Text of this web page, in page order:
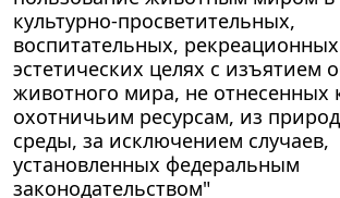
культурно-просветительных,
воспитательных,
эстетических целях с изъятием
животного мира, не отнесенных
охотничьим ресурсам, из
среды, за исключением случаев,
установленных федеральным
законодательством"